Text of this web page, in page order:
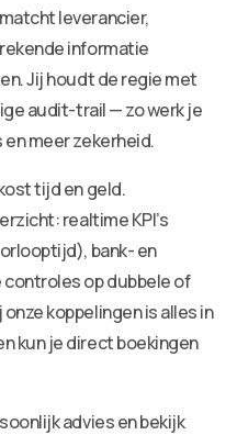
leverancier,
informatie
Jij houdt de regie met
audit-trail — zo werk je
meer zekerheid.
tijd en geld.
realtime KPI’s
bank- en
op dubbele of
koppelingen is alles in
kun je direct boekingen
advies en bekijk